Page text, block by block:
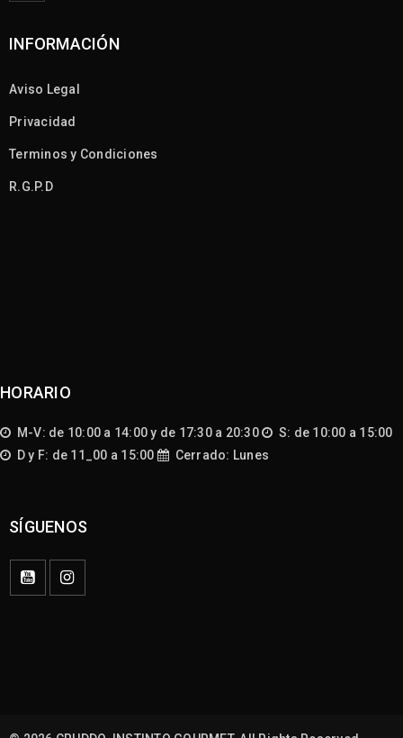
INFORMACIÓN
Aviso Legal
Privacidad
Terminos y Condiciones
R.G.P.D
HORARIO
M-V: de 10:00 a 14:00 y de 17:30 a 20:30
S: de 10:00 a 15:00
D y F: de 11_00 a 15:00
Cerrado: Lunes
SÍGUENOS